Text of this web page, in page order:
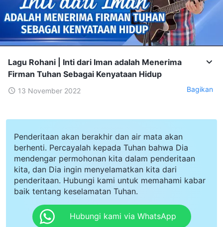
Lagu Rohani | Inti dari Iman adalah Menerima
Firman Tuhan Sebagai Kenyataan Hidup
13 November 2022 Bagikan
Penderitaan akan berakhir dan air mata akan
berhenti. Percayalah kepada Tuhan bahwa Dia
mendengar permohonan kita dalam penderitaan
kita, dan Dia ingin menyelamatkan kita dari
penderitaan. Hubungi kami untuk memahami kabar
baik tentang keselamatan Tuhan.
Hubungi kami via WhatsApp